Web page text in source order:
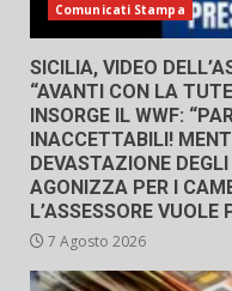
Comunicati Stampa
SICILIA, VIDEO
“AVANTI CON LA
INSORGE IL WWF:
INACCETTABILI!
DEVASTAZIONE
AGONIZZA PER I
L’ASSESSORE
7 Agosto 2026